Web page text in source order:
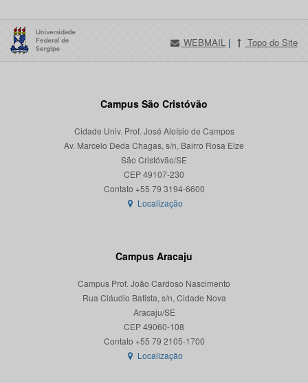
WEBMAIL | Topo do Site
Campus São Cristóvão
Cidade Univ. Prof. José Aloísio de Campos
Av. Marcelo Deda Chagas, s/n, Bairro Rosa Elze
São Cristóvão/SE
CEP 49107-230
Localização
Campus Aracaju
Campus Prof. João Cardoso Nascimento
Rua Cláudio Batista, s/n, Cidade Nova
Aracaju/SE
CEP 49060-108
Localização